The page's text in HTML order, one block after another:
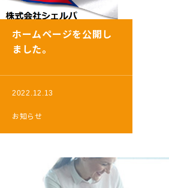
ホームページを公開し
ました。
2022.12.13
お知らせ